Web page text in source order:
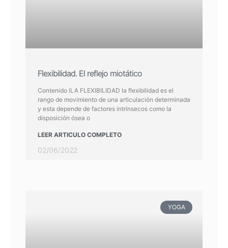
Flexibilidad. El reflejo miotático
Contenido lLA FLEXIBILIDAD la flexibilidad es el
rango de movimiento de una articulación determinada
y esta depende de factores intrínsecos como la
disposición ósea o
LEER ARTICULO COMPLETO
02/06/2022
YOGA